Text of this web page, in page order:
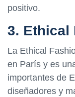
positivo.
3. Ethical
La Ethical
en París y es
importantes de
diseñadores y